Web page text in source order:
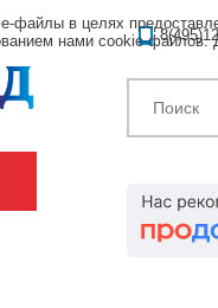
файлы в целях
нами cookie-